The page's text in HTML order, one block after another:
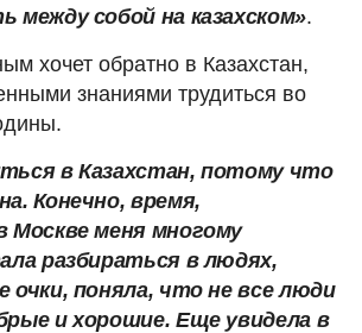
между собой на казахском».
хочет обратно в Казахстан,
знаниями трудиться во
в Казахстан, потому что
Конечно, время,
Москве меня многому
разбираться в людях,
очки, поняла, что не все люди
и хорошие. Еще увидела в